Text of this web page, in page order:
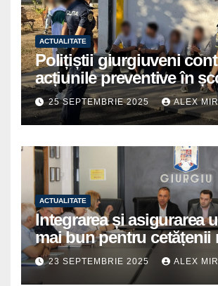
ACTUALITATE
Polițiștii giurgiuveni
acțiunile preventive în
25 SEPTEMBRIE 2025 ALEX
ACTUALITATE
Integrarea și asigurarea
mai bun pentru cetățenii
prioritate pentru
publice giurgiuvene
23 SEPTEMBRIE 2025 ALEX